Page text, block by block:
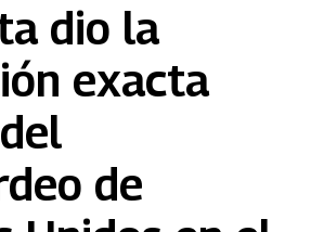
dio la
exacta
de